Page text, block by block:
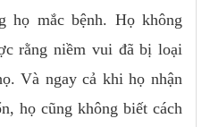
họ mắc bệnh. Họ không
rằng niềm vui đã bị loại
Và ngay cả khi họ nhận
họ cũng không biết cách